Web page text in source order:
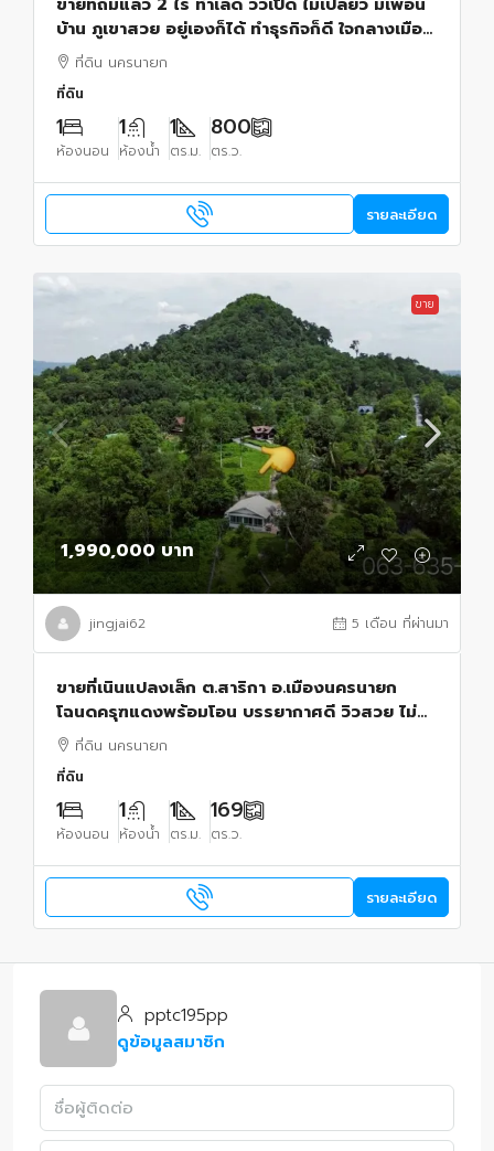
บ้าน ภูเขาสวย อยู่เองก็ได้ ทำธุรกิจก็ดี ใจกลางเมือง
สาริกา อ.เมืองนครนายก
ที่ดิน นครนายก
ที่ดิน
1
ห้องนอน
1
ห้องน้ำ
1
ตร.ม.
800
ตร.ว.
รายละเอียด
ขาย
1,990,000 บาท
jingjai62 5 เดือน ที่ผ่านมา
ขายที่เนินแปลงเล็ก ต.สาริกา อ.เมืองนครนายก
โฉนดครุฑแดงพร้อมโอน บรรยากาศดี วิวสวย ไม่
เปลี่ยว ใกล้แหล่งท่องเที่ยวมากมาย
ที่ดิน นครนายก
ที่ดิน
1
ห้องนอน
1
ห้องน้ำ
1
ตร.ม.
169
ตร.ว.
รายละเอียด
pptc195pp
ดูข้อมูลสมาชิก